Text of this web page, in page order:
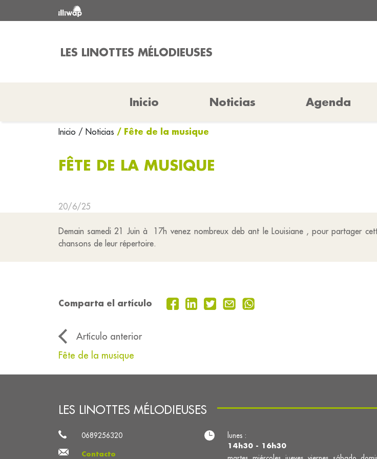
LES LINOTTES MÉLODIEUSES
Inicio Noticias Agenda
Inicio / Noticias / Fête de la musique
FÊTE DE LA MUSIQUE
20/6/25
Demain samedi 21 Juin à 17h venez nombreux deb ant le Louisiane , pour partager
chansons de leur répertoire.
Comparta el artículo
Artículo anterior
Fête de la musique
LES LINOTTES MÉLODIEUSES
0689256320
Contacto
lunes :
14h30 - 16h30